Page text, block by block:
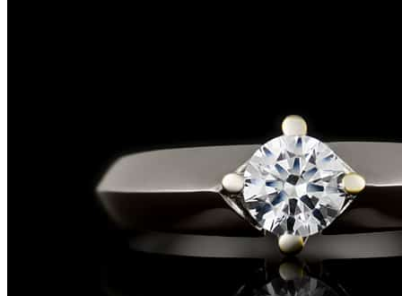
možnosť výroby v 18-karátovom prevedení zlata
Synt. zirkón výbrus briliantový
1
Zásnubný prsteň zo 14-karátového/18-karátového zlata, osadený
Swar.zirkónom o priemere 5 mm. Farebné prevedenie zirkónov si
môžete zvoliť podľa vašich predstáv. Možnosť vyhotovenia v
žiarivom bielom zlate, klasickom žltom zlate alebo romantickom
ružovom/červenom zlate, takisto aj v diamantovej verzii s
certifikátom 0.500ct. Na šperk vystavujeme certifikát kvality
KAMEA® so 6-ročnou zárukou a so 6-ročným